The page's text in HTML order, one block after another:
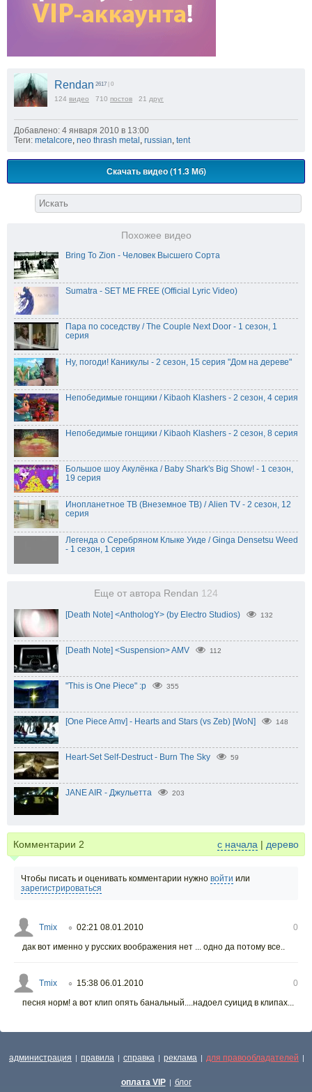
Rendan 2617 | 0
124 видео 710 постов 21 друг
Добавлено: 4 января 2010 в 13:00
Теги: metalcore, neo thrash metal , russian, tent
Скачать видео (11.3 Мб)
Похожее видео
Bring To Zion - Человек Высшего Сорта
Sumatra - SET ME FREE (Official Lyric Video)
Пара по соседству / The Couple Next Door - 1 сезон, 1
серия
Ну, погоди! Каникулы - 2 сезон, 15 серия "Дом на дереве"
Непобедимые гонщики / Kibaoh Klashers - 2 сезон, 4 серия
Непобедимые гонщики / Kibaoh Klashers - 2 сезон, 8 серия
Большое шоу Акулёнка / Baby Shark's Big Show! - 1 сезон,
19 серия
Инопланетное ТВ (Внеземное ТВ) / Alien TV - 2 сезон, 12
серия
Легенда о Серебряном Клыке Уиде / Ginga Densetsu Weed
- 1 сезон, 1 серия
Еще от автора Rendan 124
[Death Note] <AnthologY> (by Electro Studios) 132
[Death Note] <Suspension> AMV 112
"This is One Piece" :p 355
[One Piece Amv] - Hearts and Stars (vs Zeb) [WoN] 148
Heart-Set Self-Destruct - Burn The Sky 59
JANE AIR - Джульетта 203
Комментарии 2 с начала | дерево
Чтобы писать и оценивать комментарии нужно войти или
зарегистрироваться
Tmix ○ 02:21 08.01.2010
0
дак вот именно у русских воображения нет ... одно да потому все..
Tmix ○ 15:38 06.01.2010
0
песня норм! а вот клип опять банальный....надоел суицид в клипах...
администрация | правила | справка | реклама | для правообладателей |
оплата VIP | блог